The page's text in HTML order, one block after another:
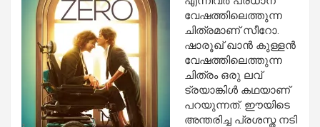
വേഷത്തിലെത്തുന്ന
ചിത്രമാണ് സീറോ.
ഷാരൂഖ് ഖാന്‍ കുള്ളന്‍
വേഷത്തിലെത്തുന്ന
ചിത്രം ഒരു ലവ്
ട്രയാങ്കിള്‍ കഥയാണ്
പറയുന്നത്. ഈയിടെ
അന്തരിച്ച പ്രശസ്ത നടി